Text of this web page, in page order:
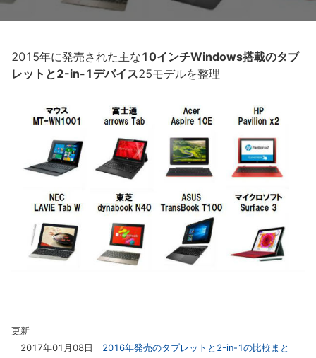
2015年に発売された主な10インチWindows搭載のタブ
レットと2-in-1デバイス25モデルを整理
更新
2017年01月08日 2016年発売のタブレットと2-in-1の比較まと